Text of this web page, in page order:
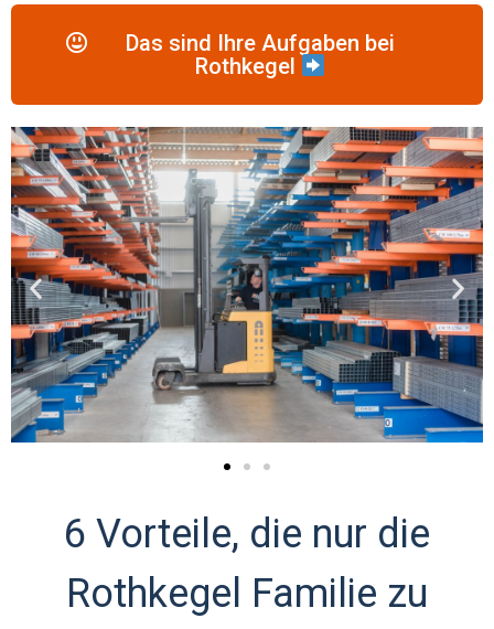
Das sind Ihre Aufgaben bei
Rothkegel
6 Vorteile, die nur die
Rothkegel Familie zu